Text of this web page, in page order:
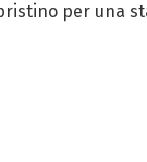
per una